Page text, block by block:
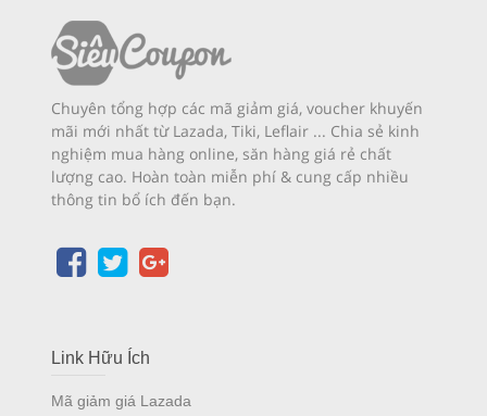
Chuyên tổng hợp các mã giảm giá, voucher khuyến
mãi mới nhất từ Lazada, Tiki, Leflair ... Chia sẻ kinh
nghiệm mua hàng online, săn hàng giá rẻ chất
lượng cao. Hoàn toàn miễn phí & cung cấp nhiều
thông tin bổ ích đến bạn.
Link Hữu Ích
Mã giảm giá Lazada